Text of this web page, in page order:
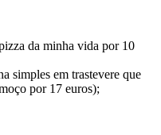
da minha vida por 10
simples em trastevere que
por 17 euros);